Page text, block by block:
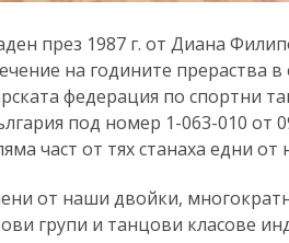
през 1987 г. от Диана
на годините прераства
федерация по спортни
под номер 1-063-010 от
част от тях станаха едни
от наши двойки,
групи и танцови класове